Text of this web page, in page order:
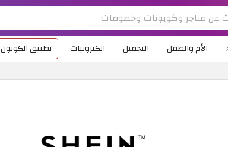
الأم والطفل التجميل الكترونيات تطبيق الكوبون